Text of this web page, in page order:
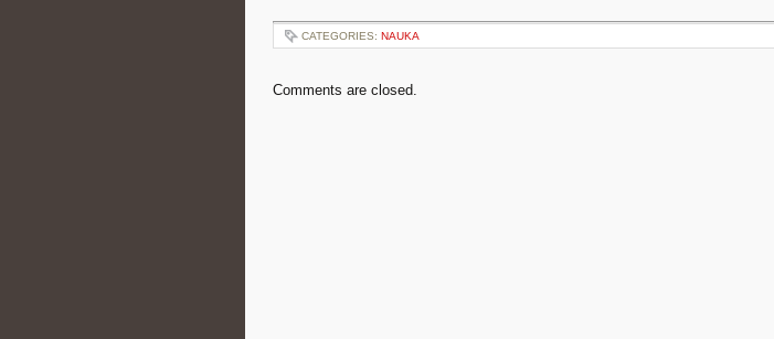
CATEGORIES: NAUKA
Comments are closed.